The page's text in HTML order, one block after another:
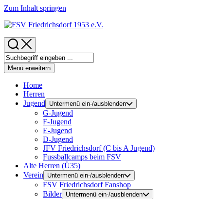
Zum Inhalt springen
Menü erweitern
Home
Herren
Jugend
Untermenü ein-/ausblenden
G-Jugend
F-Jugend
E-Jugend
D-Jugend
JFV Friedrichsdorf (C bis A Jugend)
Fussballcamps beim FSV
Alte Herren (Ü35)
Verein
Untermenü ein-/ausblenden
FSV Friedrichsdorf Fanshop
Bilder Untermenü ein-/ausblenden